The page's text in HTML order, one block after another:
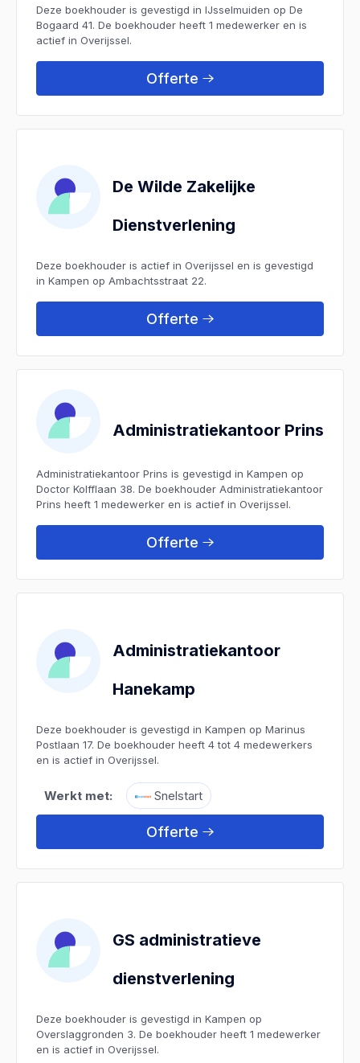
Deze boekhouder is gevestigd in IJsselmuiden op De
Bogaard 41. De boekhouder heeft 1 medewerker en is
actief in Overijssel.
Offerte
De Wilde Zakelijke
Dienstverlening
Deze boekhouder is actief in Overijssel en is gevestigd
in Kampen op Ambachtsstraat 22.
Offerte
Administratiekantoor Prins
Administratiekantoor Prins is gevestigd in Kampen op
Doctor Kolfflaan 38. De boekhouder Administratiekantoor
Prins heeft 1 medewerker en is actief in Overijssel.
Offerte
Administratiekantoor
Hanekamp
Deze boekhouder is gevestigd in Kampen op Marinus
Postlaan 17. De boekhouder heeft 4 tot 4 medewerkers
en is actief in Overijssel.
Werkt met: Snelstart
Offerte
GS administratieve
dienstverlening
Deze boekhouder is gevestigd in Kampen op
Overslaggronden 3. De boekhouder heeft 1 medewerker
en is actief in Overijssel.